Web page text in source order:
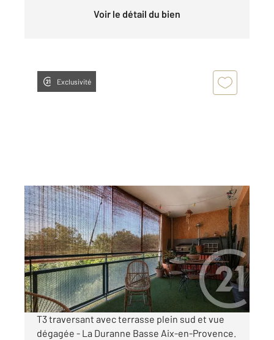
Voir le détail du bien
Exclusivité
AIX EN PROVENCE 13
66,86 m2, 3 pièces
Ref : 884
Appartement T3 à vendre
319 000 €
Visiter le site dédié
T3 traversant avec terrasse plein sud et vue
dégagée - La Duranne Basse Aix-en-Provence.